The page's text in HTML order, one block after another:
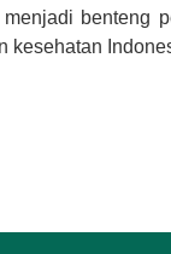
benteng